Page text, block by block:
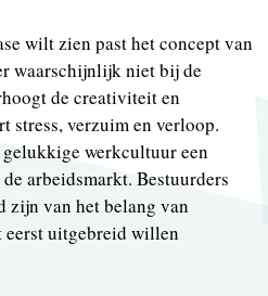
wilt zien past het concept van
waarschijnlijk niet bij de
de creativiteit en
stress, verzuim en verloop.
werkcultuur een
arbeidsmarkt. Bestuurders
zijn van het belang van
eerst uitgebreid willen